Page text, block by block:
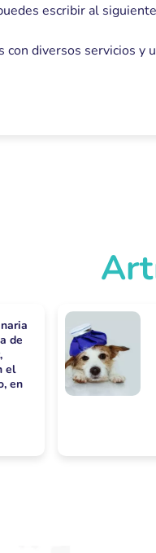
escribir al
con diversos servicios
de
el
en